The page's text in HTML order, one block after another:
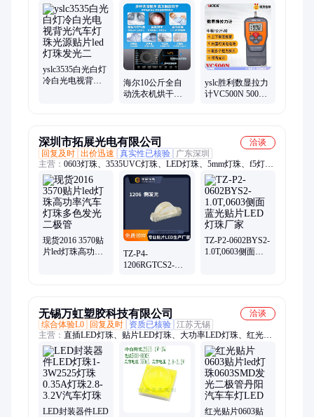
防爆配电箱、静音新风机、防火防爆柜、pp酸碱柜、人行通道闸
机、毒麻储存柜、商用洗碗机、燃气热水器、绿翡翠手镯、台球
桌、磁力搅拌器、空气能热水器、全自动封边机、消毒柜、工业
用吸尘器、商用烘鞋机、立式电热燃气炸炉、超声波洗碗机、超
声波清洗机
yslc3535白光白灯
冷白光电视背光
海尔10公斤全自
动洗衣机烘干机
yslc胜利数显拉力
计VC500N 500N
深圳市拓展光电有限公司
洽谈
回复及时 出价迅速 真实性已核验
广东深圳
主营： 0603灯珠、3535UVC灯珠、LED灯珠、5mm灯珠、f5灯
珠、发光二极管、LED发光二极管、0603红光
现货2016 3570贴
片led灯珠高功率
TZ-P4-
1206RGTCS2-
TZ-P2-0602BYS2-
1.0T,0603侧面蓝
无锡万虹塑胶科技有限公司
洽谈
综合体验L0
回复及时 资质已核验 江苏无锡
主营： 直插LED灯珠、贴片LED灯珠、大功率LED灯珠、红光灯
珠、七彩灯珠、红色灯珠、贴片灯珠、全彩灯珠、直插灯珠、
LED发光二极管、LED柔性灯丝、庭院灯
LED封装器件LED 红光贴片0603贴